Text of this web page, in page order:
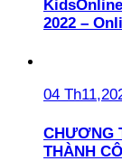
2022 –
04
CHƯƠNG
THÀNH